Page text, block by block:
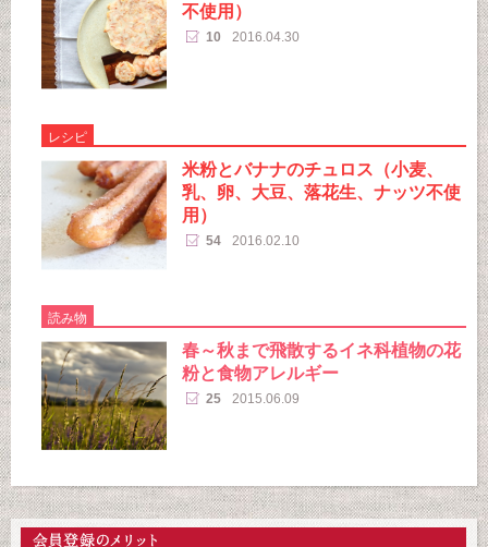
不使用）
10 2016.04.30
レシピ
米粉とバナナのチュロス（小麦、
乳、卵、大豆、落花生、ナッツ不使
用）
54 2016.02.10
読み物
春～秋まで飛散するイネ科植物の花
粉と食物アレルギー
25 2015.06.09